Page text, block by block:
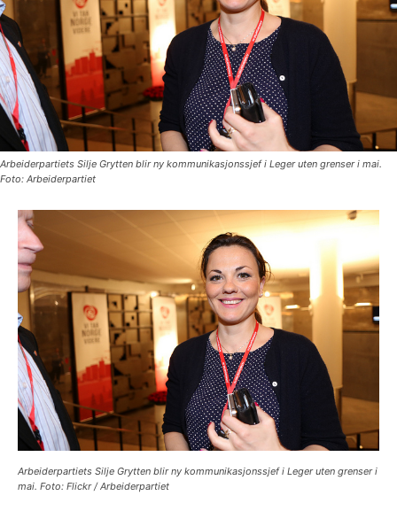
Arbeiderpartiets Silje Grytten blir ny kommunikasjonssjef i Leger uten grenser i mai.
Foto: Arbeiderpartiet
Arbeiderpartiets Silje Grytten blir ny kommunikasjonssjef i Leger uten grenser i
mai. Foto: Flickr / Arbeiderpartiet